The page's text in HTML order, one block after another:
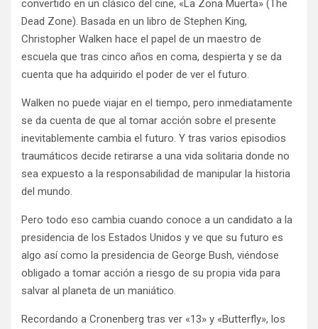
convertido en un clásico del cine, «La Zona Muerta» (The
Dead Zone). Basada en un libro de Stephen King,
Christopher Walken hace el papel de un maestro de
escuela que tras cinco años en coma, despierta y se da
cuenta que ha adquirido el poder de ver el futuro.
Walken no puede viajar en el tiempo, pero inmediatamente
se da cuenta de que al tomar acción sobre el presente
inevitablemente cambia el futuro. Y tras varios episodios
traumáticos decide retirarse a una vida solitaria donde no
sea expuesto a la responsabilidad de manipular la historia
del mundo.
Pero todo eso cambia cuando conoce a un candidato a la
presidencia de los Estados Unidos y ve que su futuro es
algo así como la presidencia de George Bush, viéndose
obligado a tomar acción a riesgo de su propia vida para
salvar al planeta de un maniático.
Recordando a Cronenberg tras ver «13» y «Butterfly», los